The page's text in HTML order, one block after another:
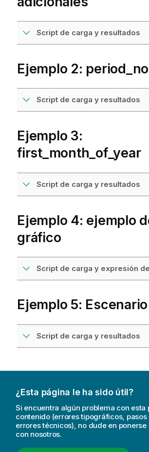
Script de carga y resultados
Ejemplo 2: period_no
Script de carga y resultados
Ejemplo 3:
first_month_of_year
Script de carga y resultados
Ejemplo 4: ejemplo
gráfico
Script de carga y expresión
Ejemplo 5: Escenario
Script de carga y resultados
¿Esta página le ha sido útil?
Si encuentra algún problema con esta
contenido (errores tipográficos,
errores técnicos), no dude en
con nosotros.